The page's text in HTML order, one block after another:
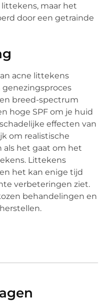
maar het
door een getrainde
acne littekens
breed-spectrum
hoge SPF om je huid
effecten van
om realistische
het gaat om het
Littekens
het kan enige tijd
verbeteringen ziet.
behandelingen en